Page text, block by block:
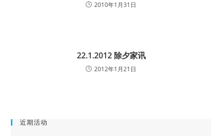
2010年1月31日
22.1.2012 除夕家讯
2012年1月21日
近期活动